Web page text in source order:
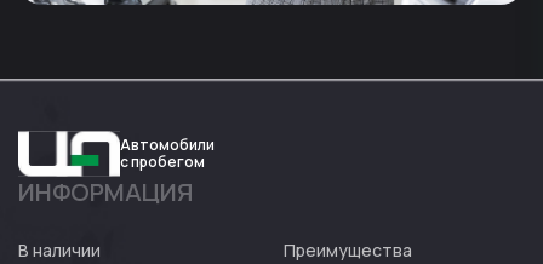
Авто
Автомобили
с пробегом
ИНФОРМАЦИЯ
В наличии Преимущества